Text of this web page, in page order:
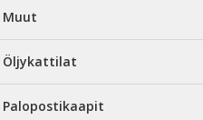
Muut
Öljykattilat
Palopostikaapit